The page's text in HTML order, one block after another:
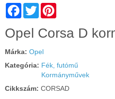
Facebook
Twitter
Cím:
Opel Corsa D
Márka: Opel
Kategória: Fék, futómű
Kormányművek
Cikkszám: CORSAD